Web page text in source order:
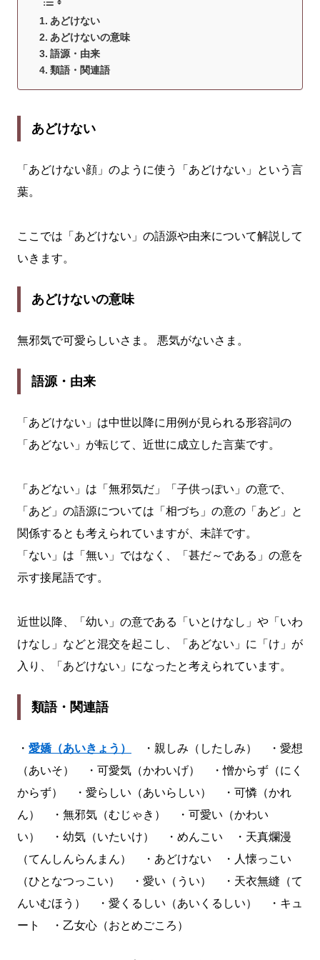
あどけない
あどけないの意味
語源・由来
類語・関連語
あどけない
「あどけない顔」のように使う「あどけない」という言
葉。
ここでは「あどけない」の語源や由来について解説して
いきます。
あどけないの意味
無邪気で可愛らしいさま。 悪気がないさま。
語源・由来
「あどけない」は中世以降に用例が見られる形容詞の
「あどない」が転じて、近世に成立した言葉です。
「あどない」は「無邪気だ」「子供っぽい」の意で、
「あど」の語源については「相づち」の意の「あど」と
関係するとも考えられていますが、未詳です。
「ない」は「無い」ではなく、「甚だ～である」の意を
示す接尾語です。
近世以降、「幼い」の意である「いとけなし」や「いわ
けなし」などと混交を起こし、「あどない」に「け」が
入り、「あどけない」になったと考えられています。
類語・関連語
・ 愛嬌（あいきょう）
・親しみ（したしみ） ・愛想
（あいそ） ・可愛気（かわいげ） ・憎からず（にく
からず） ・愛らしい（あいらしい） ・可憐（かれ
ん） ・無邪気（むじゃき） ・可愛い（かわい
い） ・幼気（いたいけ） ・めんこい ・天真爛漫
（てんしんらんまん） ・あどけない ・人懐っこい
（ひとなつっこい） ・愛い（うい） ・天衣無縫（て
んいむほう） ・愛くるしい（あいくるしい） ・キュ
ート ・乙女心（おとめごころ）